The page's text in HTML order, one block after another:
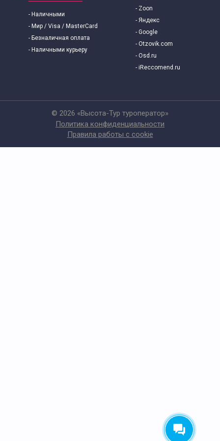
Экскурсии выходного дня с детьми
Групповые экскурсии по Москве
- Наличными
- Мир / Visa / MasterCard
- Безналичная оплата
- Наличными курьеру
- Zoon
- Яндекс
- Google
- Otzovik.com
- Osd.ru
- iReccomend.ru
© 2026 «Высота-Тур туроператор»
Политика конфиденциальности
Правила работы с cookie